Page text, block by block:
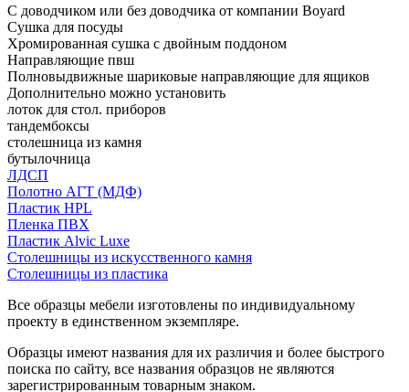
С доводчиком или без доводчика от компании Boyard
Сушка для посуды
Хромированная сушка с двойным поддоном
Направляющие пвш
Полновыдвижные шариковые направляющие для ящиков
Дополнительно можно установить
лоток для стол. приборов
тандембоксы
столешница из камня
бутылочница
ЛДСП
Полотно АГТ (МДФ)
Пластик HPL
Пленка ПВХ
Пластик Alvic Luxe
Столешницы из искусственного камня
Столешницы из пластика
Все образцы мебели изготовлены по индивидуальному
проекту в единственном экземпляре.
Образцы имеют названия для их различия и более быстрого
поиска по сайту, все названия образцов не являются
зарегистрированным товарным знаком.